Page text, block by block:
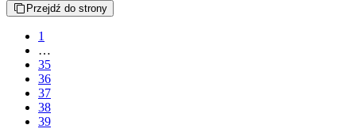
Przejdź do strony
1
…
35
36
37
38
39